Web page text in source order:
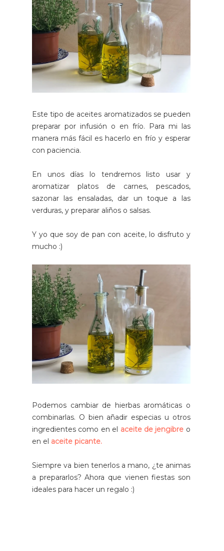
Este tipo de aceites aromatizados se pueden
preparar por infusión o en frío. Para mi las
manera más fácil es hacerlo en frío y esperar
con paciencia.
En unos días lo tendremos listo usar y
aromatizar platos de carnes, pescados,
sazonar las ensaladas, dar un toque a las
verduras, y preparar aliños o salsas.
Y yo que soy de pan con aceite, lo disfruto y
mucho :)
Podemos cambiar de hierbas aromáticas o
combinarlas. O bien añadir especias u otros
ingredientes como en el aceite de jengibre o
en el aceite picante.
Siempre va bien tenerlos a mano, ¿te animas
a prepararlos? Ahora que vienen fiestas son
ideales para hacer un regalo :)